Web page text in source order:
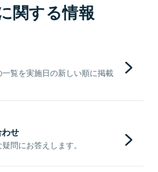
関する情報
覧を実施日の新しい順に掲載
せ
問にお答えします。